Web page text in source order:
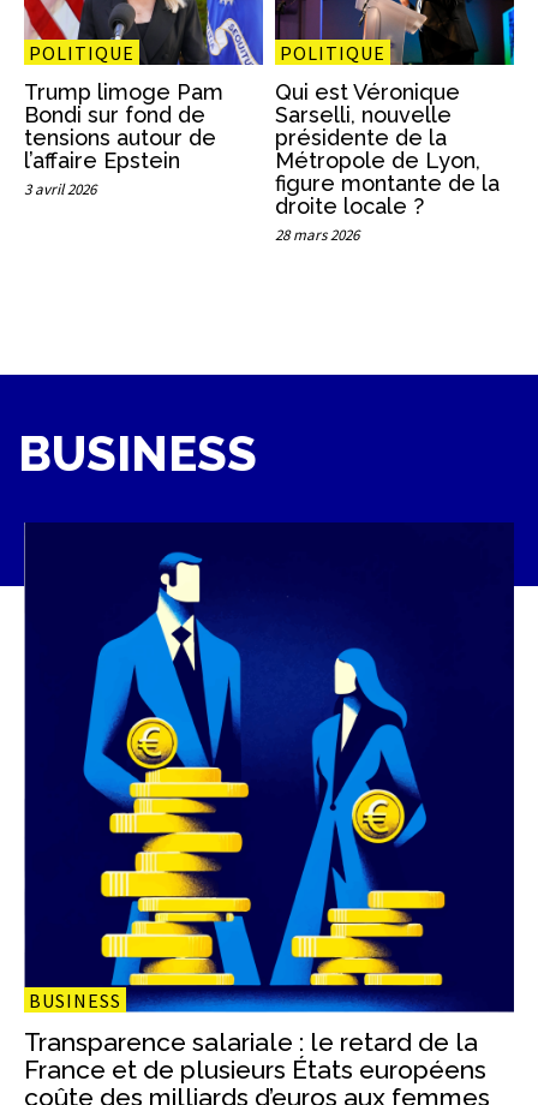
POLITIQUE
Trump limoge Pam
Bondi sur fond de
tensions autour de
l’affaire Epstein
3 avril 2026
POLITIQUE
Qui est Véronique
Sarselli, nouvelle
présidente de la
Métropole de Lyon,
figure montante de la
droite locale ?
28 mars 2026
BUSINESS
BUSINESS
Transparence salariale : le retard de la
France et de plusieurs États européens
coûte des milliards d’euros aux femmes